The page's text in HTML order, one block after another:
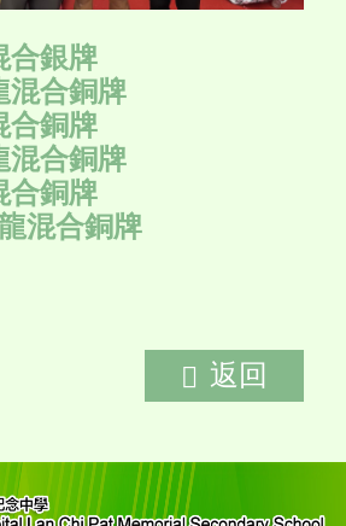
合銀牌
混合銅牌
合銅牌
混合銅牌
合銅牌
混合銅牌
返回